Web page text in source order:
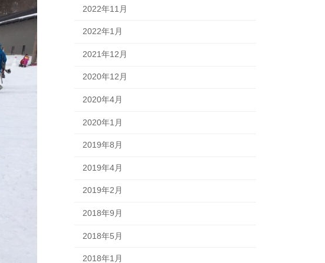
2022年11月
2022年1月
2021年12月
2020年12月
2020年4月
2020年1月
2019年8月
2019年4月
2019年2月
2018年9月
2018年5月
2018年1月